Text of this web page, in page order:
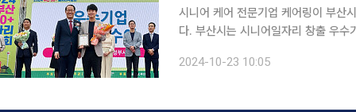
시니어 케어 전문기업 케어링이 부산
다. 부산시는 시니어일자리 창출 우수기업으로 케어링 등 10곳을 선정하고 지난 17일 부산시민공원
역시 행정부시장, 김영관 한국노인인
2024-10-23 10:05